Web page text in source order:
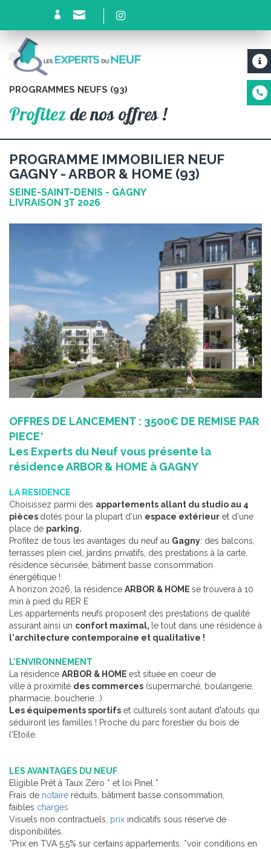
PROGRAMMES NEUFS (93)
Profitezde nos offres !
PROGRAMME IMMOBILIER NEUF
GAGNY - ARBOR & HOME (93)
SEINE-SAINT-DENIS - GAGNY
LIVRAISON 3T 2026
OFFRES DE LANCEMENT : 3500€ DE REMISE PAR
PIECE*
Les Experts du Neuf vous présente la
résidence ARBOR & HOME à GAGNY
LA RESIDENCE
Choisissez parmi des appartements allant du studio au 4
pièces dotés pour la plupart d'un espace extérieur et d'une
place de parking.
Profitez de tous les avantages du neuf au Gagny: des balcons,
terrasses plein ciel, jardins privatifs, des prestations à la carte,
résidence sécurisée, bâtiment basse consommation
énergétique !
A horizon 2026, la résidence ARBOR & HOME se trouvera à 10
min à pied du RER E
Les appartements neufs proposent des prestations de qualité
assurant ainsi un confort maximal, le tout dans une résidence à
l'architecture contemporaine et qualitative !
L'ENVIRONNEMENT
La résidence ARBOR & HOME est située en coeur de
ville à proximité des commerces (supermarché, boulangerie,
pharmacie, boucherie...)
Les équipements sportifs et culturels sont autant d'atouts qui
séduiront les familles ! Proche du parc forestier du bois de
l'Etoile.
LES AVANTAGES DU NEUF
Eligible Prêt à Taux Zéro * et loi Pinel *
Frais de notaire réduits, bâtiment basse consommation,
faibles charges
Visuels non contractuels, prix indicatifs sous réserve de
disponibilités.
*Prix en TVA 5,5% sur certains appartements. *voir conditions en